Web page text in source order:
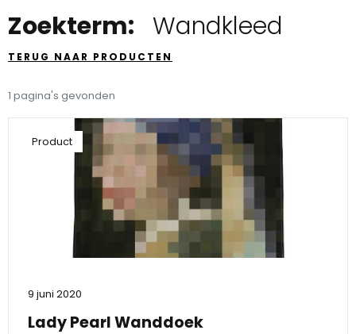
Zoekterm: Wandkleed
TERUG NAAR PRODUCTEN
1 pagina's gevonden
Product
9 juni 2020
Lady Pearl Wanddoek